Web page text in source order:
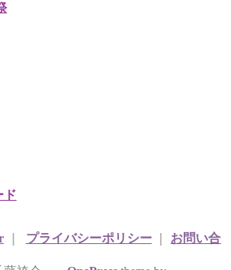
ド
プライバシーポリシー
お問い合